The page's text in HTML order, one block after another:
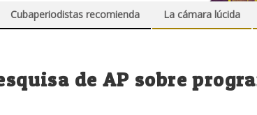
Cubaperiodistas recomienda La cámara lúcida
de AP sobre